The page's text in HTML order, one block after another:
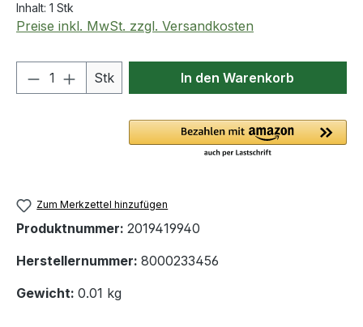
Inhalt: 1 Stk
Preise inkl. MwSt. zzgl. Versandkosten
Produkt Anzahl: Gib den
Stk In den Warenkorb
Zum Merkzettel hinzufügen
Produktnummer: 2019419940
Herstellernummer: 8000233456
Gewicht: 0.01 kg